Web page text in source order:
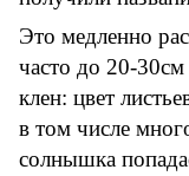
Это медленно
часто до 20-
клен: цвет
в том числе
солнышка